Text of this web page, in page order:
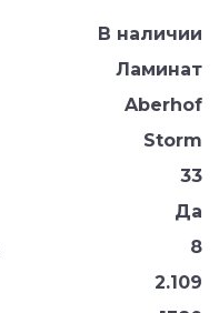
В наличии
Ламинат
Aberhof
Storm
33
Да
8
2.109